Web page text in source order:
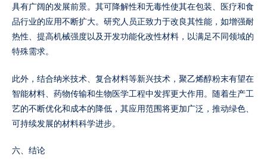
具有广阔的发展前景。其可降解性和无毒性使其在包装、医疗和食
品行业的应用不断扩大。研究人员正致力于改良其性能，如增强耐
热性、提高机械强度以及开发功能化改性材料，以满足不同领域的
特殊需求。
此外，结合纳米技术、复合材料等新兴技术，聚乙烯醇粉末有望在
智能材料、药物传输和生物医学工程中发挥更大作用。随着生产工
艺的不断优化和成本的降低，其应用范围将更加广泛，推动绿色、
可持续发展的材料科学进步。
六、结论